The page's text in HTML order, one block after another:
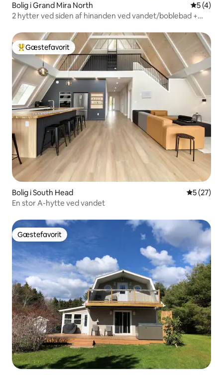
Bolig i Grand Mira North 5 ud af 5
5 (4)
2 hytter ved siden af hinanden ved vandet/boblebad +
Bedste gæstefavorit
Gæstefavorit
Bolig i South Head 5 ud af 5 i
5 (27)
En stor A-hytte ved vandet
Gæstefavorit
Gæstefavorit